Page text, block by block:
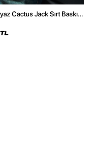
Cactus Jack Sırt Baskılı